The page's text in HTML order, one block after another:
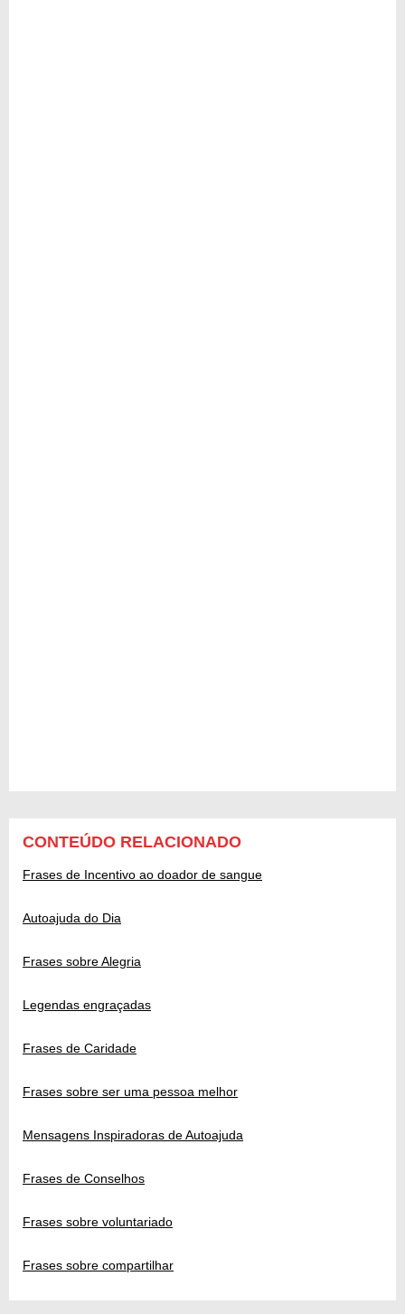
CONTEÚDO RELACIONADO
Frases de Incentivo ao doador de sangue
Autoajuda do Dia
Frases sobre Alegria
Legendas engraçadas
Frases de Caridade
Frases sobre ser uma pessoa melhor
Mensagens Inspiradoras de Autoajuda
Frases de Conselhos
Frases sobre voluntariado
Frases sobre compartilhar